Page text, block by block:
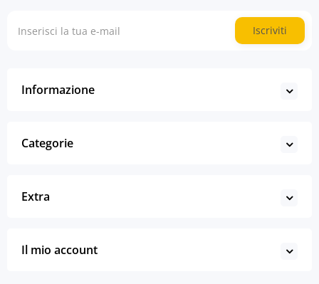
Iscriviti
Informazione
Categorie
Extra
Il mio account